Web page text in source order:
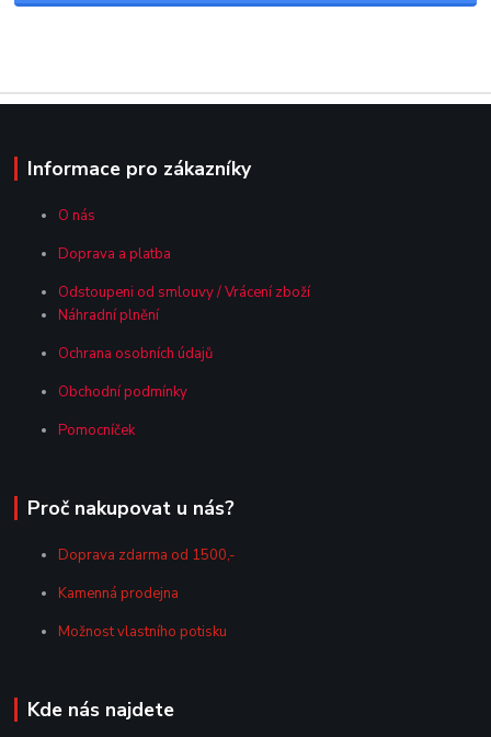
Informace pro zákazníky
O nás
Doprava a platba
Odstoupeni od smlouvy / Vrácení zboží
Náhradní plnění
Ochrana osobních údajů
Obchodní podmínky
Pomocníček
Proč nakupovat u nás?
Doprava zdarma od 1500,-
Kamenná prodejna
Možnost vlastního potisku
Kde nás najdete